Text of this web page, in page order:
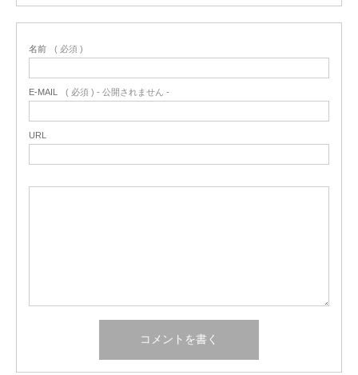
名前 ( 必須 )
E-MAIL ( 必須 ) - 公開されません -
URL